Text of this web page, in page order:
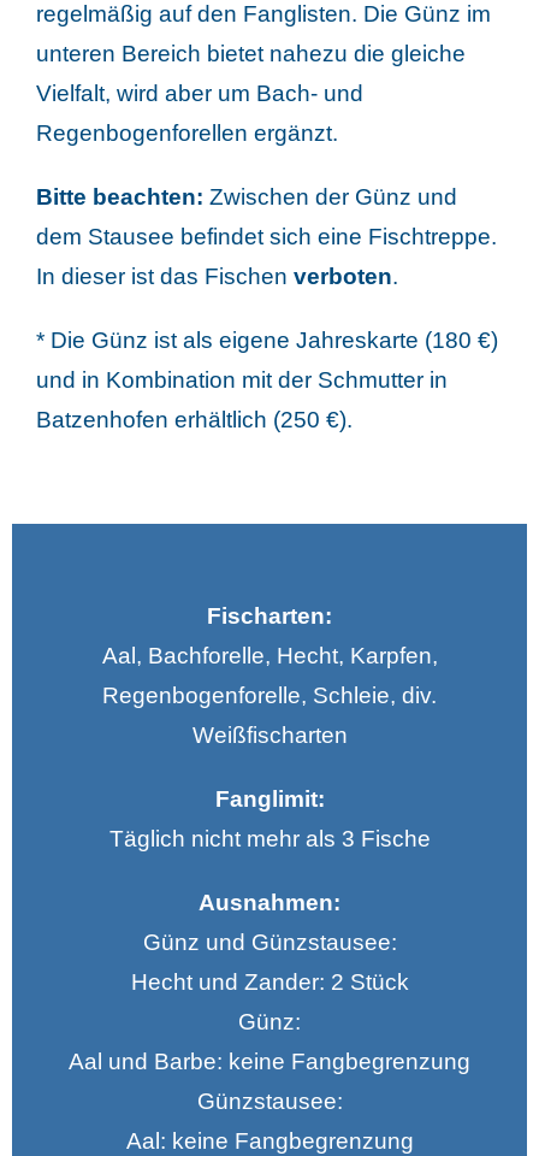
regelmäßig auf den Fanglisten. Die Günz im
unteren Bereich bietet nahezu die gleiche
Vielfalt, wird aber um Bach- und
Regenbogenforellen ergänzt.
Bitte beachten: Zwischen der Günz und
dem Stausee befindet sich eine Fischtreppe.
In dieser ist das Fischen verboten.
* Die Günz ist als eigene Jahreskarte (180 €)
und in Kombination mit der Schmutter in
Batzenhofen erhältlich (250 €).
Fischarten:
Aal, Bachforelle, Hecht, Karpfen,
Regenbogenforelle, Schleie, div.
Weißfischarten
Fanglimit:
Täglich nicht mehr als 3 Fische
Ausnahmen:
Günz und Günzstausee:
Hecht und Zander: 2 Stück
Günz:
Aal und Barbe: keine Fangbegrenzung
Günzstausee:
Aal: keine Fangbegrenzung